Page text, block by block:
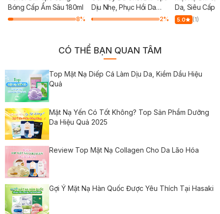
Bóng Cấp Ẩm Sâu 180ml
8%
Dịu Nhẹ, Phục Hồi Da
100ml
2%
Da, Siêu Cấp
Sáng Da 25ml
5.0 (1)
CÓ THỂ BẠN QUAN TÂM
Top Mặt Nạ Diếp Cá Làm Dịu Da, Kiềm Dầu Hiệu
Quả
Mặt Nạ Yến Có Tốt Không? Top Sản Phẩm Dưỡng
Da Hiệu Quả 2025
Review Top Mặt Nạ Collagen Cho Da Lão Hóa
Gợi Ý Mặt Nạ Hàn Quốc Được Yêu Thích Tại Hasaki